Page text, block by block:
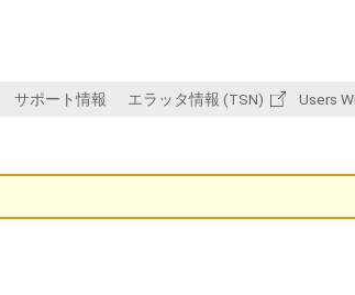
サポート情報 エラッタ情報 (TSN) Users